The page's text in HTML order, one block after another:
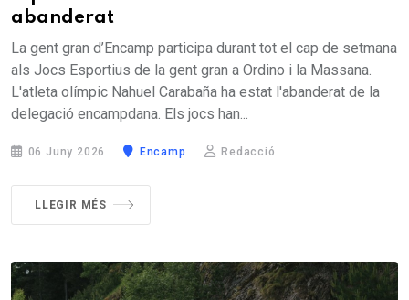
abanderat
La gent gran d’Encamp participa durant tot el cap de setmana
als Jocs Esportius de la gent gran a Ordino i la Massana.
L'atleta olímpic Nahuel Carabaña ha estat l'abanderat de la
delegació encampdana. Els jocs han...
06 Juny 2026 Encamp Redacció
LLEGIR MÉS